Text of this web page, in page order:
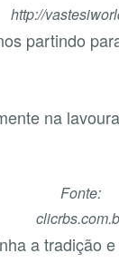
http://
partindo
na
Fonte:
a tradição